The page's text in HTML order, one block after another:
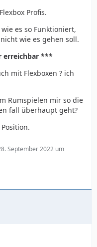
Profis.
es so Funktioniert,
wie es gehen soll.
erreichbar ***
mit Flexboxen ? ich
Rumspielen mir so die
fall überhaupt geht?
September 2022 um